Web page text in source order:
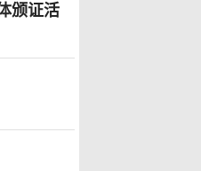
颁证活